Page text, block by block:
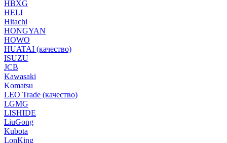
HBXG
HELI
Hitachi
HONGYAN
HOWO
HUATAI (качество)
ISUZU
JCB
Kawasaki
Komatsu
LEO Trade (качество)
LGMG
LISHIDE
LiuGong
Kubota
LonKing